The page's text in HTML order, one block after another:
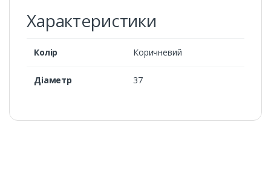
Характеристики
Колір Коричневий
Діаметр 37